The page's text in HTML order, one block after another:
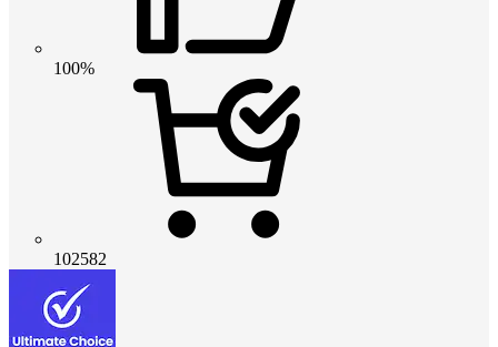
100%
102582